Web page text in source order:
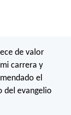
de valor
carrera y
el
del evangelio